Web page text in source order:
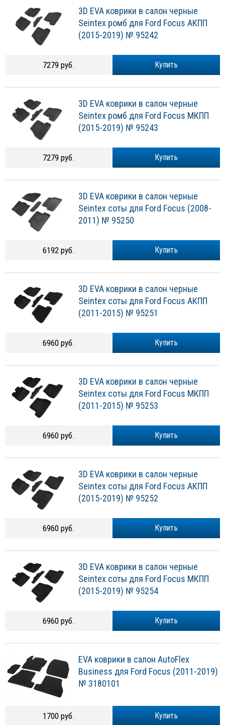
3D EVA коврики в салон черные
Seintex ромб для Ford Focus АКПП
(2015-2019) № 95242
Купить
7279 руб.
3D EVA коврики в салон черные
Seintex ромб для Ford Focus МКПП
(2015-2019) № 95243
Купить
7279 руб.
3D EVA коврики в салон черные
Seintex соты для Ford Focus (2008-
2011) № 95250
Купить
6192 руб.
3D EVA коврики в салон черные
Seintex соты для Ford Focus АКПП
(2011-2015) № 95251
Купить
6960 руб.
3D EVA коврики в салон черные
Seintex соты для Ford Focus МКПП
(2011-2015) № 95253
Купить
6960 руб.
3D EVA коврики в салон черные
Seintex соты для Ford Focus АКПП
(2015-2019) № 95252
Купить
6960 руб.
3D EVA коврики в салон черные
Seintex соты для Ford Focus МКПП
(2015-2019) № 95254
Купить
6960 руб.
EVA коврики в салон AutoFlex
Business для Ford Focus (2011-2019)
№ 3180101
Купить
1700 руб.